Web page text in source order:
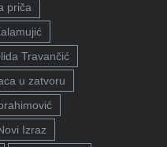
priča
Travančić
u zatvoru
Izraz